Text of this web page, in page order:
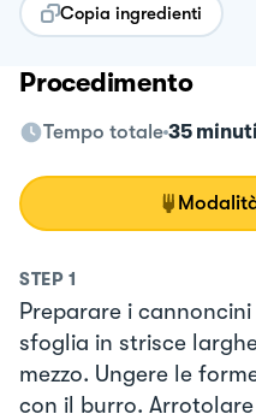
Copia ingredienti
Procedimento
Tempo totale 35 minuti
STEP 1
Preparare i
sfoglia in strisce
mezzo. Ungere le
con il burro.